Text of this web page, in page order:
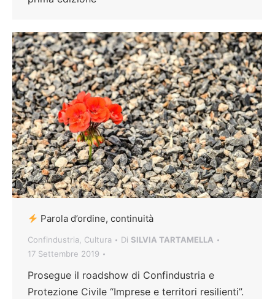
Parola d’ordine, continuità
Confindustria Cultura Di SILVIA TARTAMELLA
17 Settembre 2019
Prosegue il roadshow di Confindustria e
Protezione Civile “Imprese e territori resilienti”.